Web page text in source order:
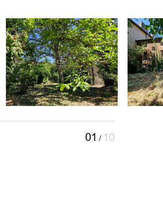
01 / 10